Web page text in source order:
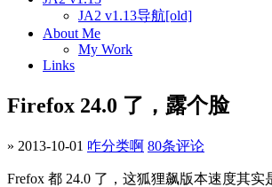
JA2 v1.13导航[old]
About Me
My Work
Links
Firefox 24.0 了，露个脸
» 2013-10-01 咋分类啊 80条评论
Frefox 都 24.0 了，这狐狸飙版本速度其实